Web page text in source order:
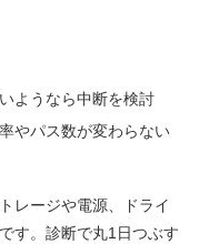
ようなら中断を検討
やパス数が変わらない
レージや電源、ドライ
す。診断で丸1日つぶす